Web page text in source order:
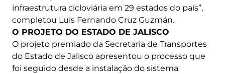
infraestrutura cicloviária em 29 estados do país”,
completou Luis Fernando Cruz Guzmán.
O PROJETO DO ESTADO DE JALISCO
O projeto premiado da Secretaria de Transportes
do Estado de Jalisco apresentou o processo que
foi seguido desde a instalação do sistema